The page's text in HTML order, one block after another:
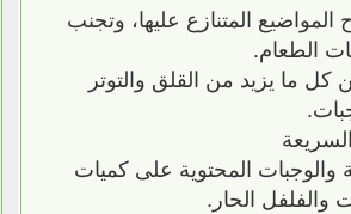
المواضيع المتنازع عليها، وتجنب
الطعام.
كل ما يزيد من القلق والتوتر
والوجبات المحتوية على كميات
والفلفل الحار.